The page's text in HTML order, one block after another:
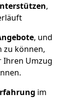
,
, und
zu können,
Ihren Umzug
im